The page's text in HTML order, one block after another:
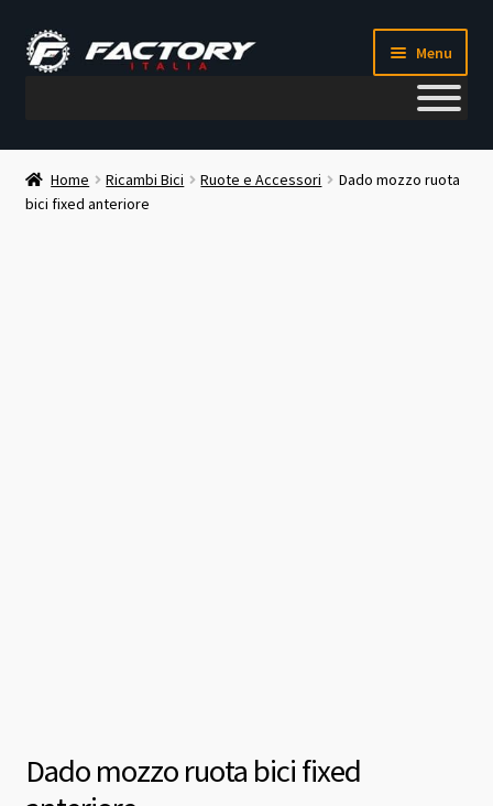
Vai
alla
Vai
al
Menu
Il mio account
Metodi di pagamento
Home Ricambi Bici Ruote e Accessori
Dado mozzo ruota
bici fixed anteriore
Dado mozzo ruota bici fixed